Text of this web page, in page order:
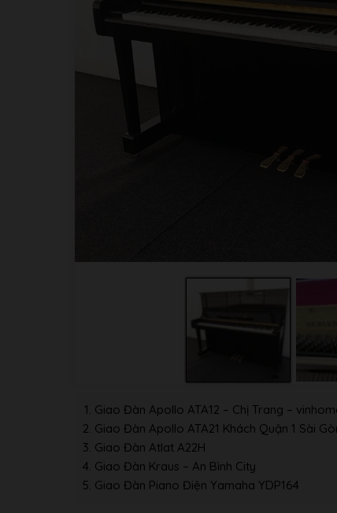
Giao Đàn Apollo ATA12 – Chị Trang –
Giao Đàn Apollo ATA21 Khách Quận 1 Sài
Giao Đàn Atlat A22H
Giao Đàn Kraus – An Bình City
Giao Đàn Piano Điện Yamaha YDP164